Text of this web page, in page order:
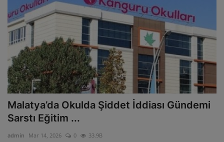
Malatya’da Okulda Şiddet İddiası Gündemi
Sarstı Eğitim ...
admin Mar 14, 2026 0 33.9B